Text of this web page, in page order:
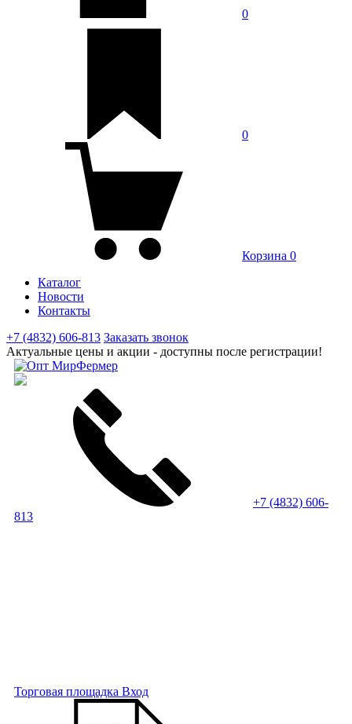
0
0
Корзина 0
Каталог
Новости
Контакты
+7 (4832) 606-813 Заказать звонок
Актуальные цены и акции - доступны после регистрации!
+7 (4832) 606-
813
Торговая площадка Вход